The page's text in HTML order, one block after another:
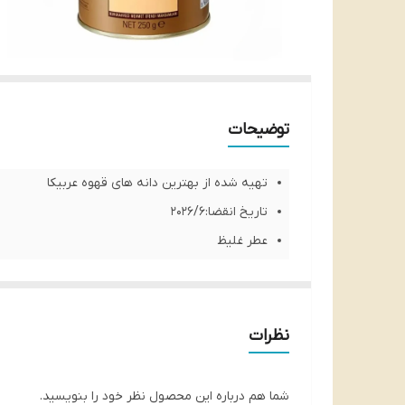
توضیحات
تهیه شده از بهترین دانه های قهوه عربیکا
تاریخ انقضا:2026/6
عطر غلیظ
میزان اسیدیته: بافت نرم و متوسط
برخوردار از طعم نان سرخ شده، ادویه، فندق و شکلات
نظرات
شما هم درباره این محصول نظر خود را بنویسید.